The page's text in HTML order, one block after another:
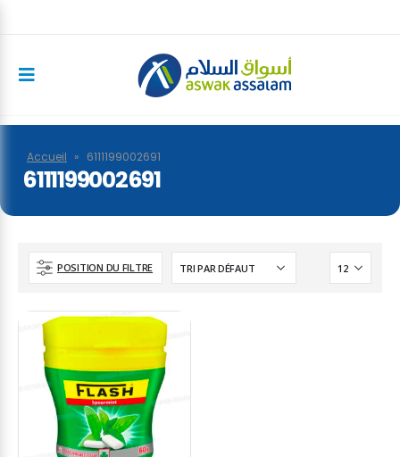
Accueil » 6111199002691
6111199002691
POSITION DU FILTRE